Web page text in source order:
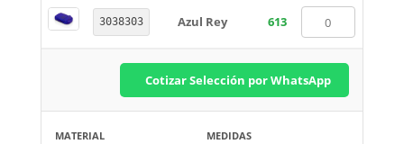
3038303 Azul Rey 613
Cotizar Selección por WhatsApp
MATERIAL MEDIDAS